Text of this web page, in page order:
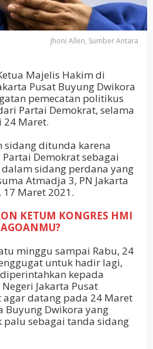
Jhoni Allen, Sumber Antara
Majelis Hakim di
Pusat Buyung Dwikora
pemecatan politikus
Partai Demokrat, selama
Maret.
sidang ditunda karena
Demokrat sebagai
sidang perdana yang
Atmadja 3, PN Jakarta
17 Maret 2021.
KETUM KONGRES HMI
minggu sampai Rabu, 24
untuk hadir lagi,
kepada
Jakarta Pusat
datang pada 24 Maret
Buyung Dwikora yang
sebagai tanda sidang